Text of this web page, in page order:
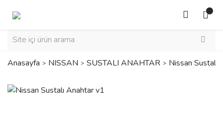
Anasayfa NISSAN SUSTALI ANAHTAR Nissan Sustalı